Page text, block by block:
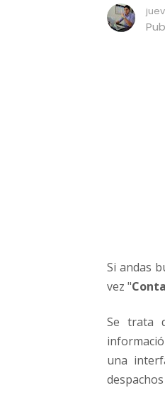
r
a
i
i
a
d
e
n
t
Si andas
vez "
Se trata
una